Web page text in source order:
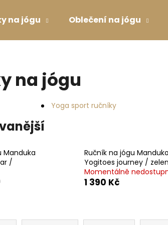
na jógu Oblečení na jógu
na jógu
Yoga sport ručníky
Manduka
/
Ručník na jógu Manduka
Yogitoes journey /
Momentálně
1 390 Kč
LIFORME YOGA
DRES S